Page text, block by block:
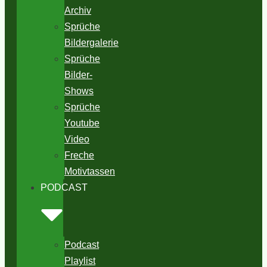
Archiv
Sprüche
Bildergalerie
Sprüche
Bilder-
Shows
Sprüche
Youtube
Video
Freche
Motivtassen
PODCAST
Podcast
Playlist